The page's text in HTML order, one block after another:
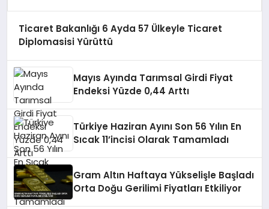
Ticaret Bakanlığı 6 Ayda 57 Ülkeyle Ticaret
Diplomasisi Yürüttü
Mayıs Ayında Tarımsal Girdi Fiyat
Endeksi Yüzde 0,44 Arttı
Türkiye Haziran Ayını Son 56 Yılın En
Sıcak 11’incisi Olarak Tamamladı
Gram Altın Haftaya Yükselişle Başladı
Orta Doğu Gerilimi Fiyatları Etkiliyor